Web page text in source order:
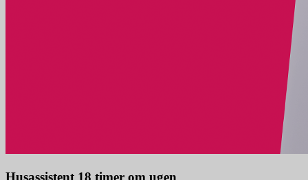
Husassistent 18 timer om ugen